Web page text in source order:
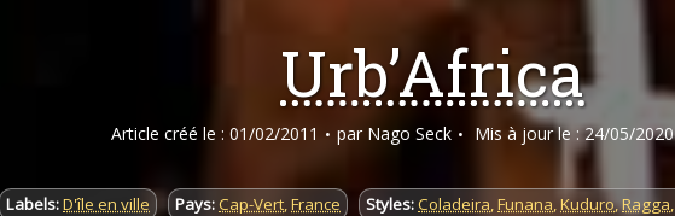
Urb’Africa
Article créé le : 01/02/2011 par Nago Seck Mis à jour le : 24/05/2020
Labels:D'île en ville Pays:Cap-Vert,France Styles:Coladeira,Funana, Kuduro, Ragga,